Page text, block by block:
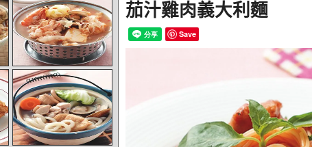
茄汁雞肉義大利麵
Save